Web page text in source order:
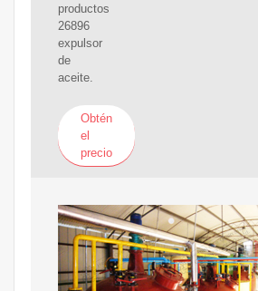
productos
26896
expulsor
de
aceite.
Obtén
el
precio